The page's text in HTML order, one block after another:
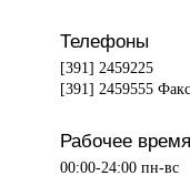
Телефоны
[391] 2459225
[391] 2459555 Факс
Рабочее
00:00-24:00 пн-вс